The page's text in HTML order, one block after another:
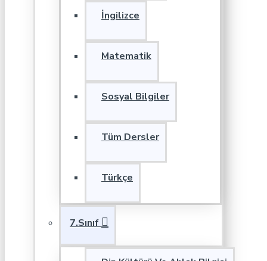
İngilizce
Matematik
Sosyal Bilgiler
Tüm Dersler
Türkçe
7.Sınıf